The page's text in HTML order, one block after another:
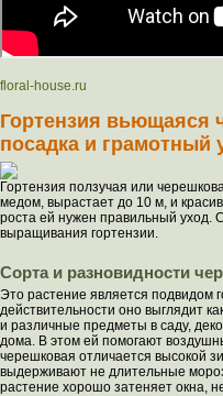
floral-house.ru
Гортензия вьющаяся
посадка и грамотный
Гортензия ползучая или
медом, вырастает до 10 м, и
роста ей нужен правильный уход.
выращивания гортензии.
Сорта и разновидности
Это растение является подвидом
действительности оно выглядит
и различные предметы в саду,
дома. В этом ей помогают
черешковая отличается высокой
выдерживают не длительные
растение хорошо затеняет окна,